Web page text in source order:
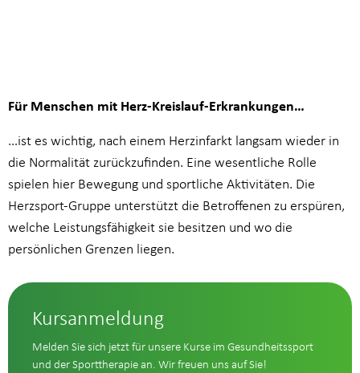
Für Menschen mit Herz-Kreislauf-Erkrankungen…
…ist es wichtig, nach einem Herzinfarkt langsam wieder in
die Normalität zurückzufinden. Eine wesentliche Rolle
spielen hier Bewegung und sportliche Aktivitäten. Die
Herzsport-Gruppe unterstützt die Betroffenen zu erspüren,
welche Leistungsfähigkeit sie besitzen und wo die
persönlichen Grenzen liegen.
Kursanmeldung
Melden Sie sich jetzt für unsere Kurse im Gesundheitssport
und der Sporttherapie an. Wir freuen uns auf Sie!